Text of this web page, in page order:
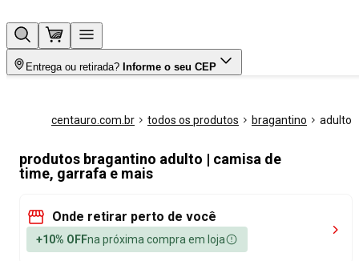
Entrega ou retirada? Informe o seu CEP
centauro.com.br todos os produtos bragantino adulto
produtos bragantino adulto | camisa de
time, garrafa e mais
Onde retirar perto de você
+10% OFFna próxima compra em loja